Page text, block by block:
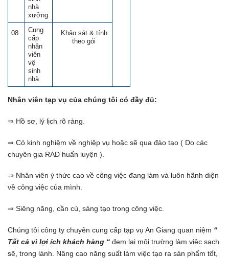
nhà
xưởng
08
Cung
cấp
nhân
viên
vệ
sinh
nhà
Khảo sát & tính
theo gói
Nhân viên tạp vụ của chúng tôi có đầy đủ:
⇒ Hồ sơ, lý lịch rõ ràng.
⇒ Có kinh nghiệm về nghiệp vụ hoặc sẽ qua đào tạo ( Do các
chuyên gia RAD huấn luyện ).
⇒ Nhân viên ý thức cao về công việc đang làm và luôn hãnh diện
về công việc của mình.
⇒ Siêng năng, cần cù, sáng tạo trong công việc.
Chúng tôi công ty chuyên cung cấp tạp vụ An Giang quan niệm “
Tất cả vì lợi ích khách hàng “ đem lại môi trường làm việc sạch
sẽ, trong lành. Nâng cao năng suất làm việc tạo ra sản phẩm tốt,